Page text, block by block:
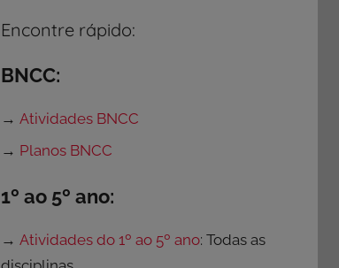
Encontre rápido:
BNCC:
→Atividades BNCC
→ Planos BNCC
1º ao 5º ano:
→Atividades do 1º ao 5º ano: Todas as